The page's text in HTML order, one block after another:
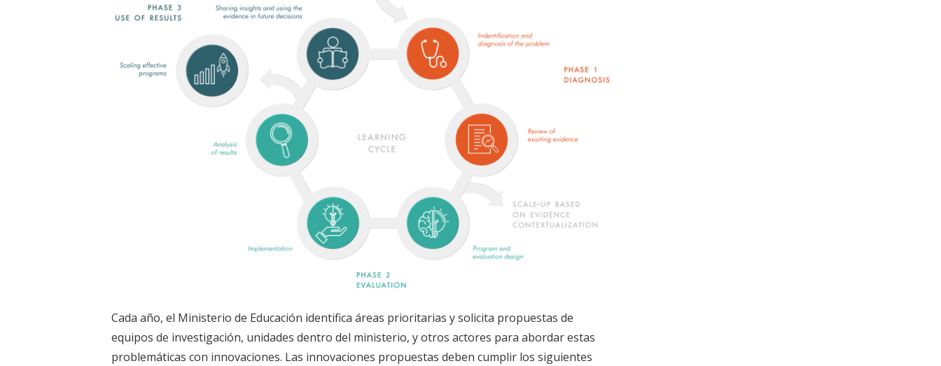
Cada año, el Ministerio de Educación identifica áreas prioritarias y solicita propuestas de
equipos de investigación, unidades dentro del ministerio, y otros actores para abordar estas
problemáticas con innovaciones. Las innovaciones propuestas deben cumplir los siguientes